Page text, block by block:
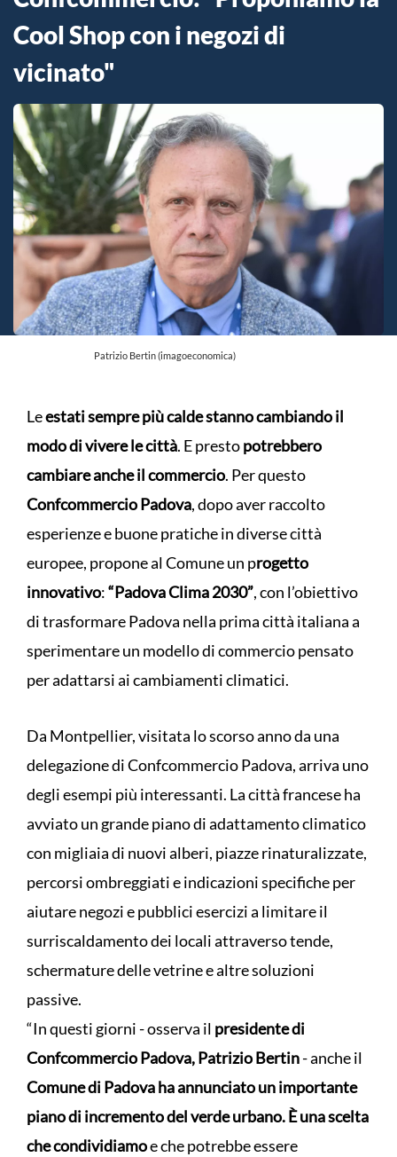
Cool Shop con i negozi di
vicinato"
Patrizio Bertin (imagoeconomica)
Leestati sempre più calde stanno cambiando il
modo di vivere le città. E prestopotrebbero
cambiare anche il commercio. Per questo
Confcommercio Padova, dopo aver raccolto
esperienze e buone pratiche in diverse città
europee, propone al Comune un progetto
innovativo:“Padova Clima 2030”, con l’obiettivo
di trasformare Padova nella prima città italiana a
sperimentare un modello di commercio pensato
per adattarsi ai cambiamenti climatici.
Da Montpellier, visitata lo scorso anno da una
delegazione di Confcommercio Padova, arriva uno
degli esempi più interessanti. La città francese ha
avviato un grande piano di adattamento climatico
con migliaia di nuovi alberi, piazze rinaturalizzate,
percorsi ombreggiati e indicazioni specifiche per
aiutare negozi e pubblici esercizi a limitare il
surriscaldamento dei locali attraverso tende,
schermature delle vetrine e altre soluzioni
passive.
“In questi giorni - osserva il presidente di
Confcommercio Padova, Patrizio Bertin- anche il
Comune di Padova ha annunciato un importante
piano di incremento del verde urbano. È una scelta
che condividiamoe che potrebbe essere